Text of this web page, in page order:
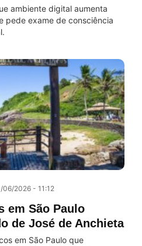
ambiente digital aumenta
pede exame de consciência
06/2026 - 11:12
em São Paulo
de José de Anchieta
em São Paulo que